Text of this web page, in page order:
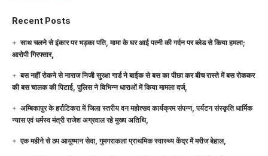
Recent Posts
साथ चलने से इंकार पर भड़का पति, मामा के घर आई पत्नी की गर्दन पर ब्लेड से किया हमला;
आरोपी गिरफ्तार,
बस नहीं रोकने से नाराज निजी सुरक्षा गार्ड ने बाईक से बस का पीछा कर बीच रास्ते में बस रोककर
की बस चालक की पिटाई, पुलिस ने विभिन्न धाराओं में किया मामला दर्ज,
अम्बिकापुर के हर्राटिकरा में जिला स्तरीय वन महोत्सव कार्यक्रम संपन्न, पर्यटन संस्कृति धार्मिक
न्यास एवं धर्मस्व मंत्री राजेश अग्रवाल रहे मुख्य अतिथि,
एक महीने से ठप आयुष्मान सेवा, गुमगराकला प्राथमिक स्वास्थ्य केंद्र में मरीज बेहाल,